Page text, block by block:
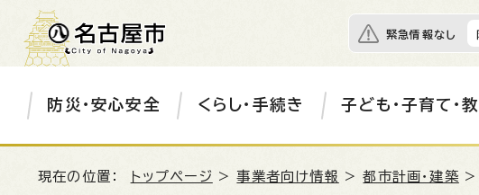
緊急情報なし
防災・安心安全 くらし・手続き 子ども・子育て・
現在の位置： トップページ >事業者向け情報 >都市計画・建築